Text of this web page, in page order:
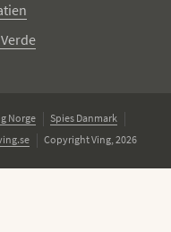
Norge
Spies Danmark
Copyright Ving, 2026